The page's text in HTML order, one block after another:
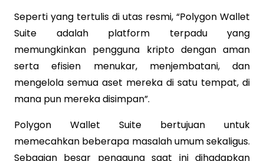
Seperti yang tertulis di utas resmi, “Polygon Wallet
Suite adalah platform terpadu yang
memungkinkan pengguna kripto dengan aman
serta efisien menukar, menjembatani, dan
mengelola semua aset mereka di satu tempat, di
mana pun mereka disimpan”.
Polygon Wallet Suite bertujuan untuk
memecahkan beberapa masalah umum sekaligus.
Sebagian besar pengguna saat ini dihadapkan